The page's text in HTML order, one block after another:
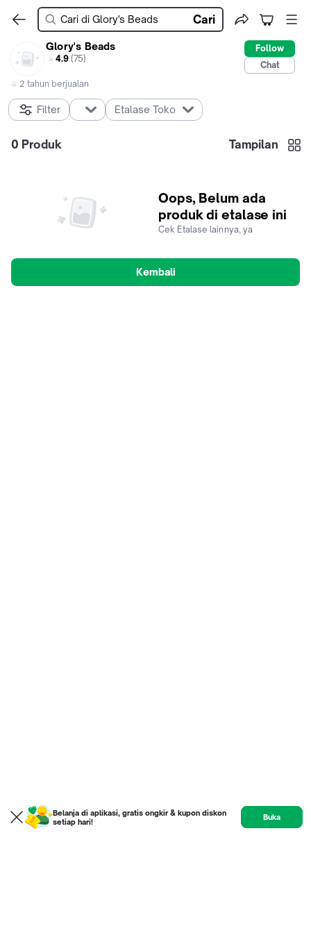
Cari
Glory's Beads
4.9 (75)
Follow
Chat
2 tahun berjualan
Filter Etalase Toko
0 Produk Tampilan
Oops, Belum ada
produk di etalase ini
Cek Etalase lainnya, ya
Kembali
Belanja di aplikasi, gratis ongkir & kupon diskon
setiap hari!
Buka
Product Review